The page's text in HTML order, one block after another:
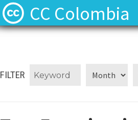
CC Colombia
Preguntas
Preguntas
FILTER